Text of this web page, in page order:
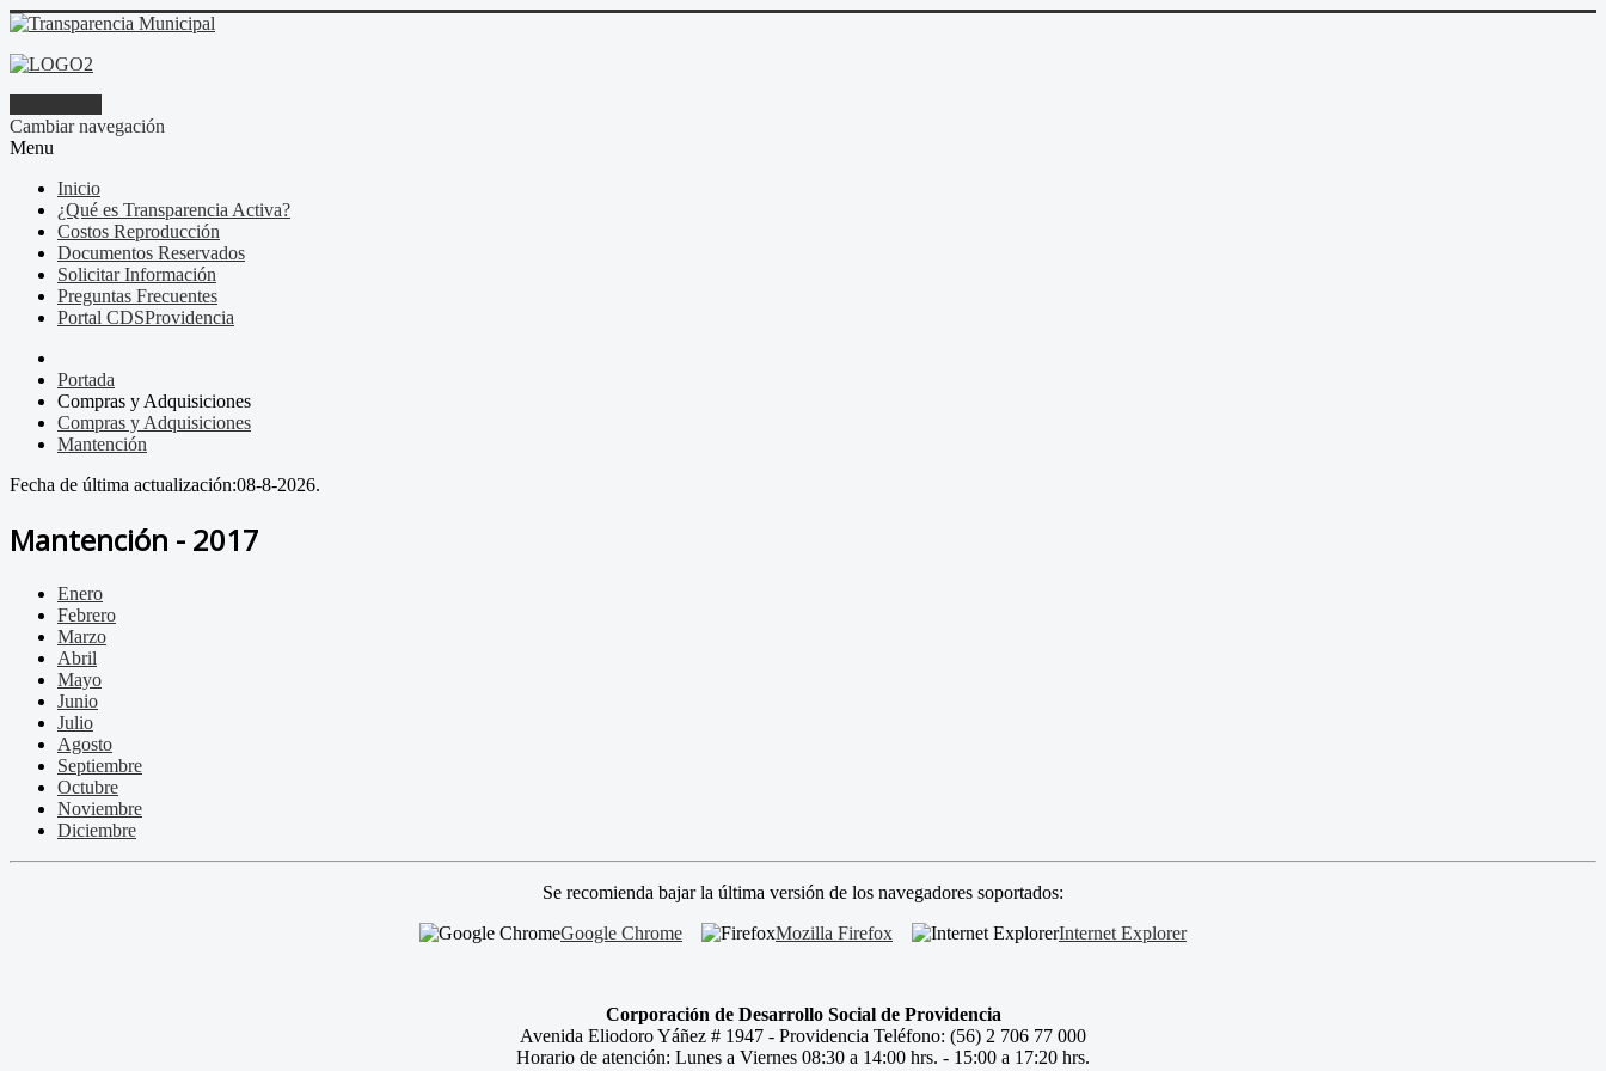
Cambiar navegación
Menu
Inicio
¿Qué es Transparencia Activa?
Costos Reproducción
Documentos Reservados
Solicitar Información
Preguntas Frecuentes
Portal CDSProvidencia
Portada
Compras y Adquisiciones
Compras y Adquisiciones
Mantención
Fecha de última actualización:08-8-2026.
Mantención - 2017
Enero
Febrero
Marzo
Abril
Mayo
Junio
Julio
Agosto
Septiembre
Octubre
Noviembre
Diciembre
Se recomienda bajar la última versión de los navegadores soportados:
Google Chrome
Mozilla Firefox Internet Explorer
Corporación de Desarrollo Social de Providencia
Avenida Eliodoro Yáñez # 1947 - Providencia Teléfono: (56) 2 706 77 000
Horario de atención: Lunes a Viernes 08:30 a 14:00 hrs. - 15:00 a 17:20 hrs.